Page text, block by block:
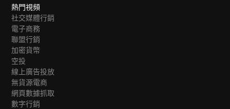
熱門視頻
社交媒體行銷
電子商務
聯盟行銷
加密貨幣
空投
線上廣告投放
無貨源電商
網頁數據抓取
數字行銷